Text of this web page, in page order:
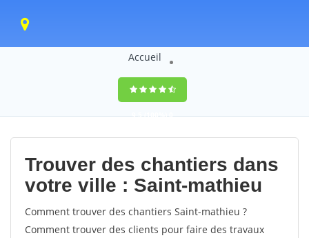
Accueil
9,5(100%)0
votes
Trouver des chantiers dans
votre ville : Saint-mathieu
Comment trouver des chantiers Saint-mathieu ?
Comment trouver des clients pour faire des travaux